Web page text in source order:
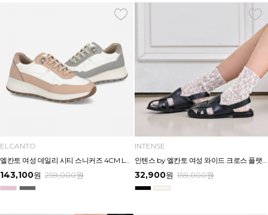
ELCANTO
143,100원 259,000원
INTENSE
32,900원 159,000원